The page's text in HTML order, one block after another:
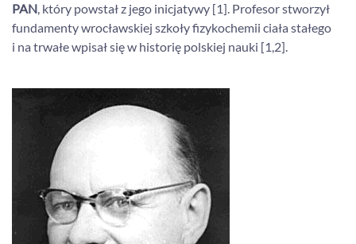
PAN, który powstał z jego inicjatywy [1]. Profesor stworzył
fundamenty wrocławskiej szkoły fizykochemii ciała stałego
i na trwałe wpisał się w historię polskiej nauki [1,2].